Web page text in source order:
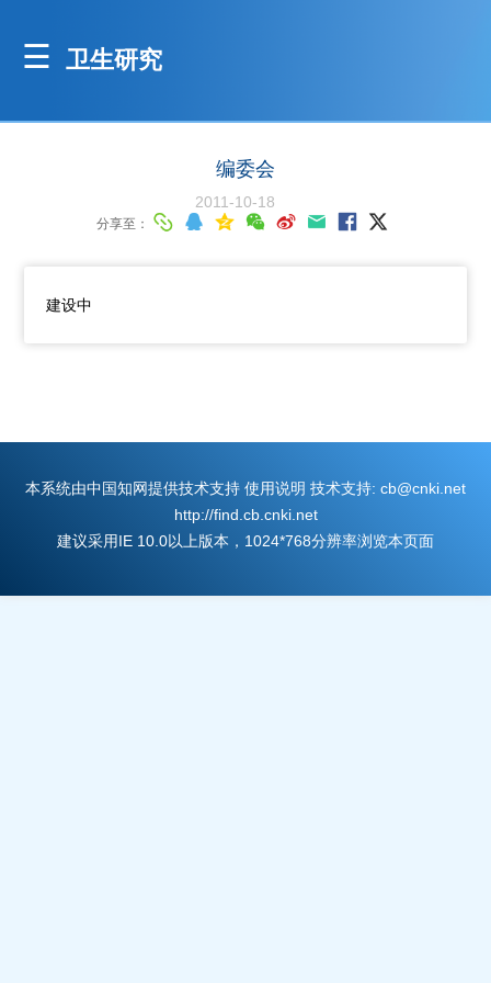
卫生研究
编委会
2011-10-18
分享至：
建设中
本系统由中国知网提供技术支持 使用说明 技术支持: cb@cnki.net
http://find.cb.cnki.net
建议采用IE 10.0以上版本，1024*768分辨率浏览本页面